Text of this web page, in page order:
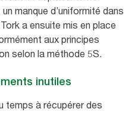
manque d’uniformité dans
a ensuite mis en place
aux principes
selon la méthode 5S.
inutiles
temps à récupérer des